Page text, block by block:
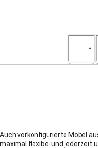
Auch vorkonfigurierte Möbel
maximal flexibel und jederzeit